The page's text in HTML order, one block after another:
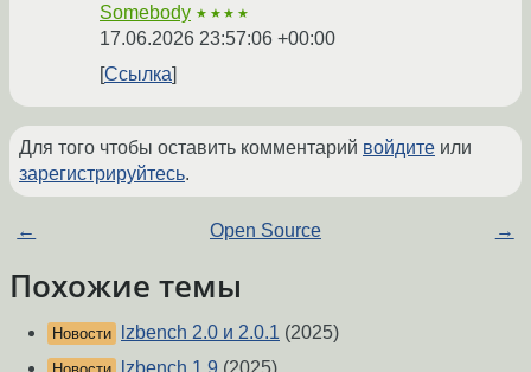
Somebody ★★★★
17.06.2026 23:57:06 +00:00
Ссылка
Для того чтобы оставить комментарий войдите или
зарегистрируйтесь.
← Open Source →
Похожие темы
Новости lzbench 2.0 и 2.0.1 (2025)